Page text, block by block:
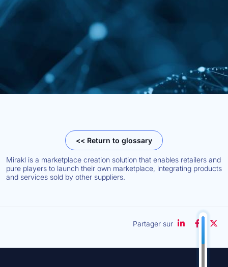
<< Return to glossary
Mirakl is a marketplace creation solution that enables retailers and
pure players to launch their own marketplace, integrating products
and services sold by other suppliers.
Partager sur